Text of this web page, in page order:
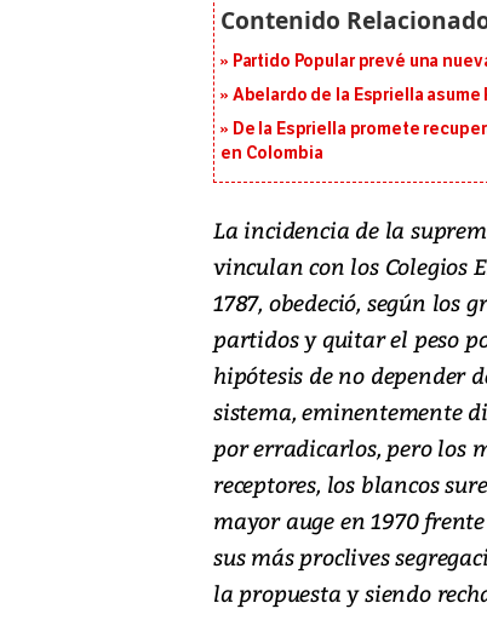
Partido Popular prevé una
Abelardo de la Espriella
De la Espriella promete
en Colombia
La incidencia de la
vinculan con los Colegios
1787, obedeció, según los
partidos y quitar el peso
hipótesis de no depender
sistema, eminentemente
por erradicarlos, pero los
receptores, los blancos
mayor auge en 1970
sus más proclives
la propuesta y siendo